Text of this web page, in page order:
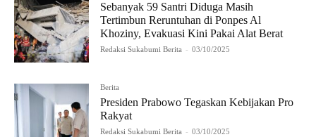
Sebanyak 59 Santri Diduga Masih
Tertimbun Reruntuhan di Ponpes Al
Khoziny, Evakuasi Kini Pakai Alat Berat
Redaksi Sukabumi Berita - 03/10/2025
Berita
Presiden Prabowo Tegaskan Kebijakan Pro
Rakyat
Redaksi Sukabumi Berita - 03/10/2025